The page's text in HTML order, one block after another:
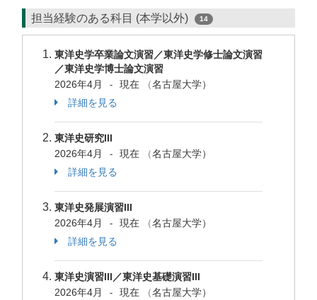
担当経験のある科目 (本学以外) 14
東洋史学卒業論文演習／東洋史学修士論文演習
／東洋史学博士論文演習
2026年4月
- 現在 （名古屋大学）
詳細を見る
東洋史研究III
2026年4月
- 現在 （名古屋大学）
詳細を見る
東洋史発展演習III
2026年4月
- 現在 （名古屋大学）
詳細を見る
東洋史演習III／東洋史基礎演習III
2026年4月
- 現在 （名古屋大学）